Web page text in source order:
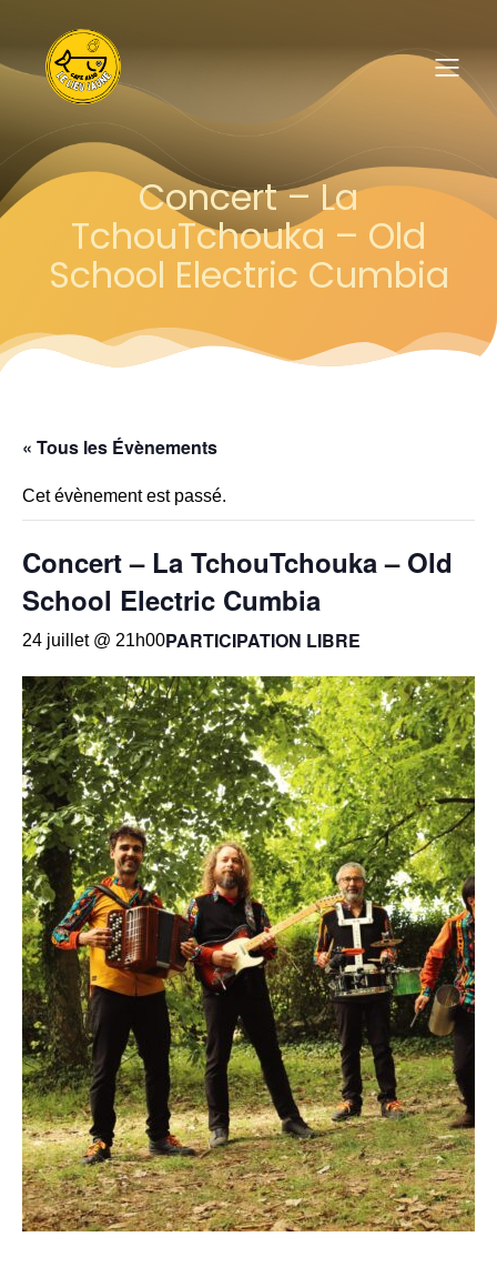
Concert – La
TchouTchouka – Old
School Electric Cumbia
« Tous les Évènements
Cet évènement est passé.
Concert – La TchouTchouka – Old
School Electric Cumbia
24 juillet @ 21h00PARTICIPATION LIBRE